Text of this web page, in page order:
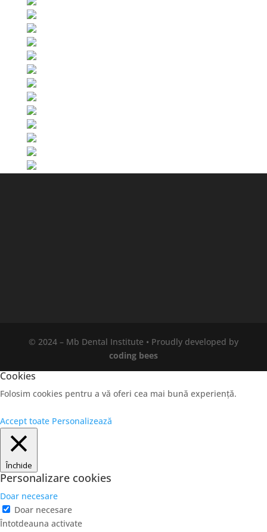
© 2024 – Mb Dental Institute • Proudly developed by
coding bees
Cookies
Folosim cookies pentru a vă oferi cea mai bună experiență.
Accept toate Personalizează
Închide
Personalizare cookies
Doar necesare
Doar necesare
Întotdeauna activate